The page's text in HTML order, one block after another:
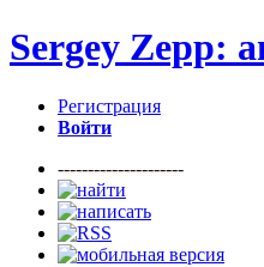
Sergey Zepp:
Регистрация
Войти
---------------------